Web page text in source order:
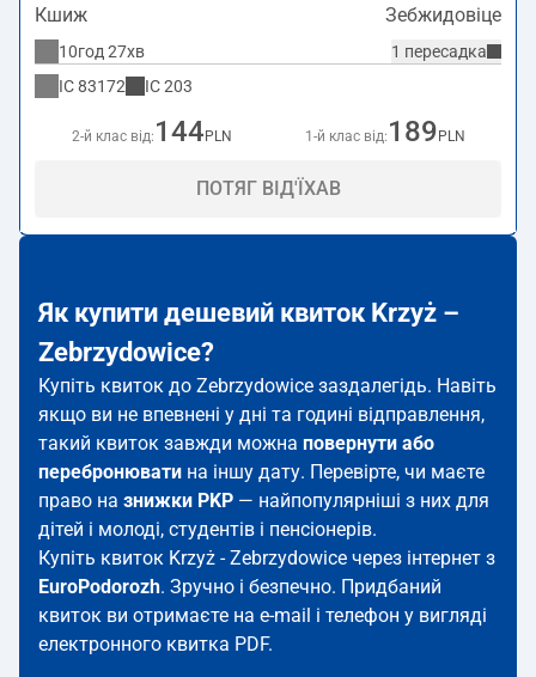
Кшиж Зебжидовіце
1 пересадка
10год 27хв
IC83172 IC203
2-й клас від: 144 PLN 1-й клас від: 189 PLN
ПОТЯГ ВІД'ЇХАВ
Як купити дешевий квиток Krzyż –
Zebrzydowice?
Купіть квиток до Zebrzydowice заздалегідь. Навіть
якщо ви не впевнені у дні та годині відправлення,
такий квиток завжди можна повернути або
перебронювати на іншу дату. Перевірте, чи маєте
право на знижки PKP — найпопулярніші з них для
дітей і молоді, студентів і пенсіонерів.
Купіть квиток Krzyż - Zebrzydowice через інтернет з
EuroPodorozh. Зручно і безпечно. Придбаний
квиток ви отримаєте на e-mail і телефон у вигляді
електронного квитка PDF.